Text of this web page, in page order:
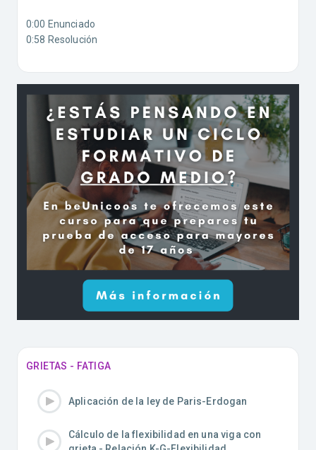
0:00 Enunciado
0:58 Resolución
GRIETAS - FATIGA
Aplicación de la ley de Paris-Erdogan
Cálculo de la flexibilidad en una viga con